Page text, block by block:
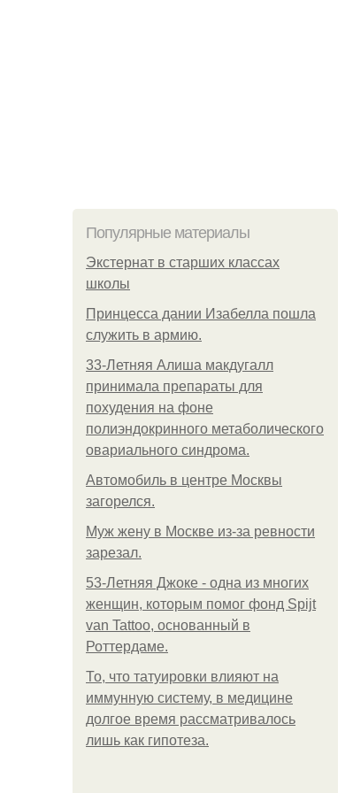
Популярные материалы
Экстернат в старших классах
школы
Принцесса дании Изабелла пошла
служить в армию.
33-Летняя Алиша макдугалл
принимала препараты для
похудения на фоне
полиэндокринного метаболического
овариального синдрома.
Автомобиль в центре Москвы
загорелся.
Mуж жену в Москве из-за ревности
зарезал.
53-Летняя Джоке - одна из многих
женщин, которым помог фонд Spijt
van Tattoo, основанный в
Роттердаме.
То, что татуировки влияют на
иммунную систему, в медицине
долгое время рассматривалось
лишь как гипотеза.